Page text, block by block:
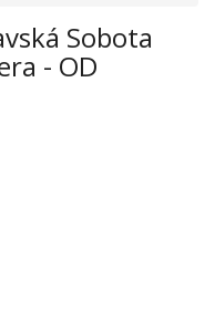
- OD
Sobota
- OD